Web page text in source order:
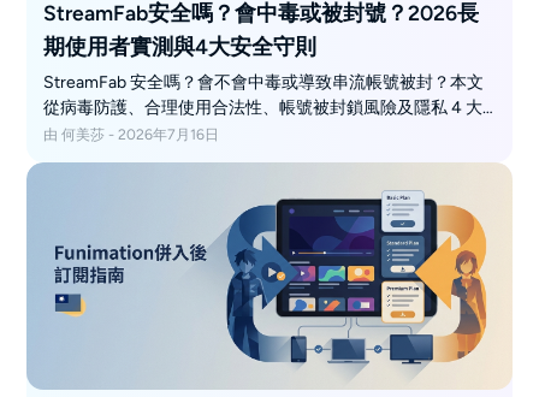
StreamFab安全嗎？會中毒或被封號？2026長
期使用者實測與4大安全守則
StreamFab 安全嗎？會不會中毒或導致串流帳號被封？本文
從病毒防護、合理使用合法性、帳號被封鎖風險及隱私 4 大
面向進行 2026 年最新實測。只要避開外流等法律紅線，搭配
4 個安全下載好習慣，就能安心備份已付費影片。
由 何美莎 - 2026年7月16日